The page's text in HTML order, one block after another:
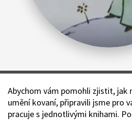
Abychom vám pomohli zjistit,
umění kovaní, připravili jsme pro
pracuje s jednotlivými knihami.